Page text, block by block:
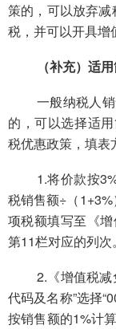
策的，可以放弃
税，并可以开具增
（补充） 适
一般纳税人
的，可以选择适
税优惠政策，填表
1.将价款按
税销售额÷（
项税额填写至《
第11栏对应的列次。
2.《增值税
代码及名称”选择
按销售额的1%计